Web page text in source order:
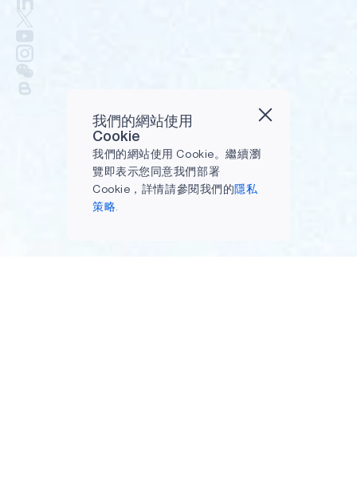
我們的網站使用
Cookie
我們的網站使用 Cookie。繼續瀏
覽即表示您同意我們部署
Cookie，詳情請參閱我們的隱私
策略.